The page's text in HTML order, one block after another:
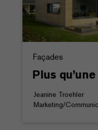
Façades
Plus
Jeanine Troehler
Marketing/